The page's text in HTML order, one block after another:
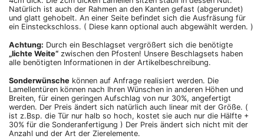
Natürlich ist auch der Rahmen an den Kanten gefast (abgerundet)
und glatt gehobelt. An einer Seite befindet sich die Ausfräsung für
ein Einsteckschloss. ( Diese kann optional auch abgewählt werden. )
Achtung: Durch ein Beschlagset vergrößert sich die benötigte
„lichte Weite“ zwischen den Pfosten! Unsere Beschlagsets haben
alle benötigten Informationen in der Artikelbeschreibung.
Sonderwünsche können auf Anfrage realisiert werden. Die
Lamellentüren können nach Ihren Wünschen in anderen Höhen und
Breiten, für einen geringen Aufschlag von nur 30%, angefertigt
werden. Der Preis ändert sich natürlich auch linear mit der Größe. (
ist z.Bsp. die Tür nur halb so hoch, kostet sie auch nur die Hälfte +
30% für die Sonderanfertigung ) Der Preis ändert sich nicht mit der
Anzahl und der Art der Zierelemente.